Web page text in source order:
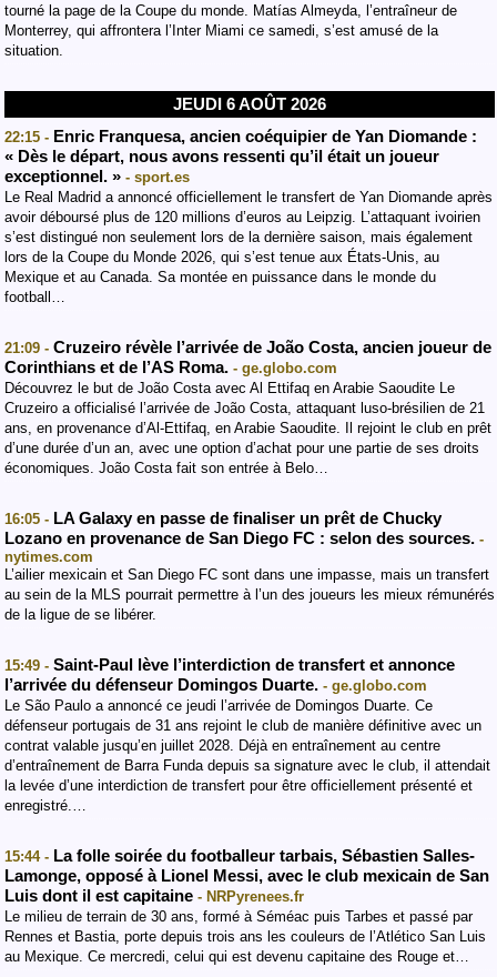
tourné la page de la Coupe du monde. Matías Almeyda, l’entraîneur de
Monterrey, qui affrontera l’Inter Miami ce samedi, s’est amusé de la
situation.
JEUDI 6 AOÛT 2026
22:15 - Enric Franquesa, ancien coéquipier de Yan Diomande :
« Dès le départ, nous avons ressenti qu’il était un joueur
exceptionnel. » - sport.es
Le Real Madrid a annoncé officiellement le transfert de Yan Diomande après
avoir déboursé plus de 120 millions d’euros au Leipzig. L’attaquant ivoirien
s’est distingué non seulement lors de la dernière saison, mais également
lors de la Coupe du Monde 2026, qui s’est tenue aux États-Unis, au
Mexique et au Canada. Sa montée en puissance dans le monde du
football…
21:09 - Cruzeiro révèle l’arrivée de João Costa, ancien joueur de
Corinthians et de l’AS Roma. - ge.globo.com
Découvrez le but de João Costa avec Al Ettifaq en Arabie Saoudite Le
Cruzeiro a officialisé l’arrivée de João Costa, attaquant luso-brésilien de 21
ans, en provenance d’Al-Ettifaq, en Arabie Saoudite. Il rejoint le club en prêt
d’une durée d’un an, avec une option d’achat pour une partie de ses droits
économiques. João Costa fait son entrée à Belo…
16:05 - LA Galaxy en passe de finaliser un prêt de Chucky
Lozano en provenance de San Diego FC : selon des sources. -
nytimes.com
L’ailier mexicain et San Diego FC sont dans une impasse, mais un transfert
au sein de la MLS pourrait permettre à l’un des joueurs les mieux rémunérés
de la ligue de se libérer.
15:49 - Saint-Paul lève l’interdiction de transfert et annonce
l’arrivée du défenseur Domingos Duarte. - ge.globo.com
Le São Paulo a annoncé ce jeudi l’arrivée de Domingos Duarte. Ce
défenseur portugais de 31 ans rejoint le club de manière définitive avec un
contrat valable jusqu’en juillet 2028. Déjà en entraînement au centre
d’entraînement de Barra Funda depuis sa signature avec le club, il attendait
la levée d’une interdiction de transfert pour être officiellement présenté et
enregistré.…
15:44 - La folle soirée du footballeur tarbais, Sébastien Salles-
Lamonge, opposé à Lionel Messi, avec le club mexicain de San
Luis dont il est capitaine - NRPyrenees.fr
Le milieu de terrain de 30 ans, formé à Séméac puis Tarbes et passé par
Rennes et Bastia, porte depuis trois ans les couleurs de l’Atlético San Luis
au Mexique. Ce mercredi, celui qui est devenu capitaine des Rouge et…